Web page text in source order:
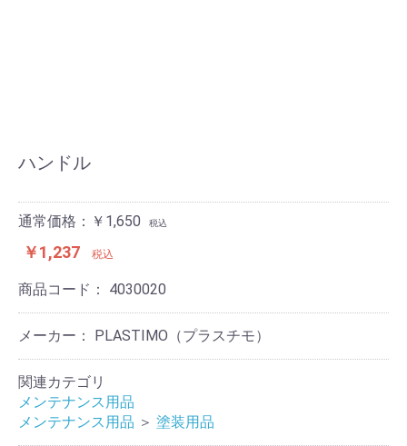
ハンドル
通常価格：￥1,650 税込
￥1,237 税込
商品コード： 4030020
メーカー： PLASTIMO（プラスチモ）
関連カテゴリ
メンテナンス用品
メンテナンス用品 ＞ 塗装用品